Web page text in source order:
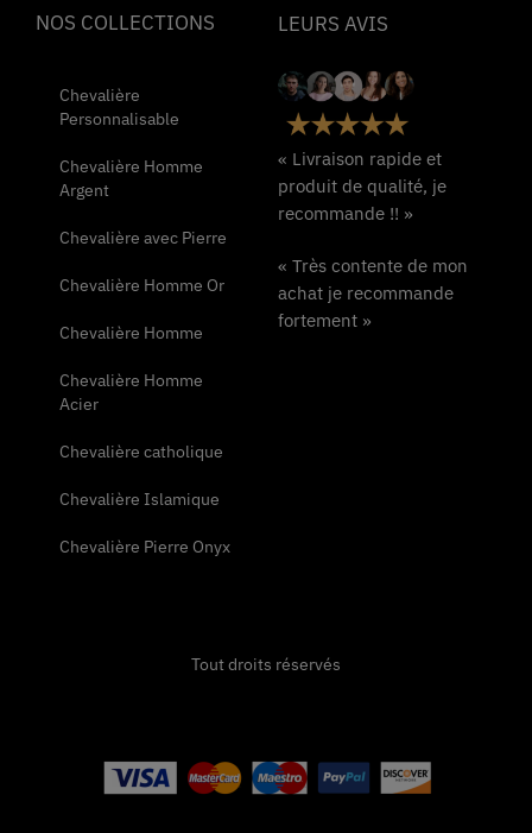
NOS COLLECTIONS
Chevalière
Personnalisable
Chevalière Homme
Argent
Chevalière avec Pierre
Chevalière Homme Or
Chevalière Homme
Chevalière Homme
Acier
Chevalière catholique
Chevalière Islamique
Chevalière Pierre Onyx
LEURS AVIS
« Livraison rapide et
produit de qualité, je
recommande !! »
« Très contente de mon
achat je recommande
fortement »
Tout droits réservés